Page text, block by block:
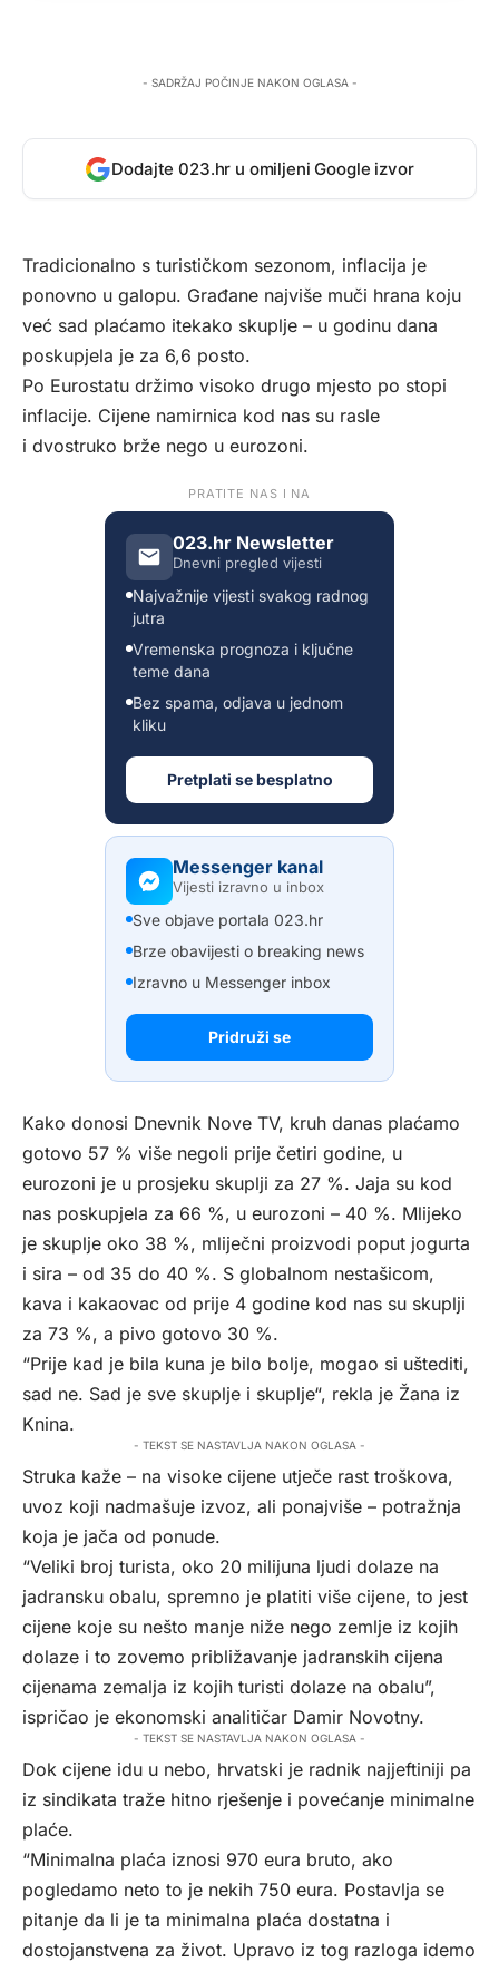
- SADRŽAJ POČINJE NAKON OGLASA -
Dodajte 023.hr u omiljeni Google izvor
Tradicionalno s turističkom sezonom, inflacija je
ponovno u galopu. Građane najviše muči hrana koju
već sad plaćamo itekako skuplje – u godinu dana
poskupjela je za 6,6 posto.
Po Eurostatu držimo visoko drugo mjesto po stopi
inflacije. Cijene namirnica kod nas su rasle
i dvostruko brže nego u eurozoni.
PRATITE NAS I NA
023.hr Newsletter
Dnevni pregled vijesti
Najvažnije vijesti svakog radnog
jutra
Vremenska prognoza i ključne
teme dana
Bez spama, odjava u jednom
kliku
Pretplati se besplatno
Messenger kanal
Vijesti izravno u inbox
Sve objave portala 023.hr
Brze obavijesti o breaking news
Izravno u Messenger inbox
Pridruži se
Kako donosi Dnevnik Nove TV, kruh danas plaćamo
gotovo 57 % više negoli prije četiri godine, u
eurozoni je u prosjeku skuplji za 27 %. Jaja su kod
nas poskupjela za 66 %, u eurozoni – 40 %. Mlijeko
je skuplje oko 38 %, mliječni proizvodi poput jogurta
i sira – od 35 do 40 %. S globalnom nestašicom,
kava i kakaovac od prije 4 godine kod nas su skuplji
za 73 %, a pivo gotovo 30 %.
“Prije kad je bila kuna je bilo bolje, mogao si uštediti,
sad ne. Sad je sve skuplje i skuplje“, rekla je Žana iz
Knina.
- TEKST SE NASTAVLJA NAKON OGLASA -
Struka kaže – na visoke cijene utječe rast troškova,
uvoz koji nadmašuje izvoz, ali ponajviše – potražnja
koja je jača od ponude.
“Veliki broj turista, oko 20 milijuna ljudi dolaze na
jadransku obalu, spremno je platiti više cijene, to jest
cijene koje su nešto manje niže nego zemlje iz kojih
dolaze i to zovemo približavanje jadranskih cijena
cijenama zemalja iz kojih turisti dolaze na obalu”,
ispričao je ekonomski analitičar Damir Novotny.
- TEKST SE NASTAVLJA NAKON OGLASA -
Dok cijene idu u nebo, hrvatski je radnik najjeftiniji pa
iz sindikata traže hitno rješenje i povećanje minimalne
plaće.
“Minimalna plaća iznosi 970 eura bruto, ako
pogledamo neto to je nekih 750 eura. Postavlja se
pitanje da li je ta minimalna plaća dostatna i
dostojanstvena za život. Upravo iz tog razloga idemo